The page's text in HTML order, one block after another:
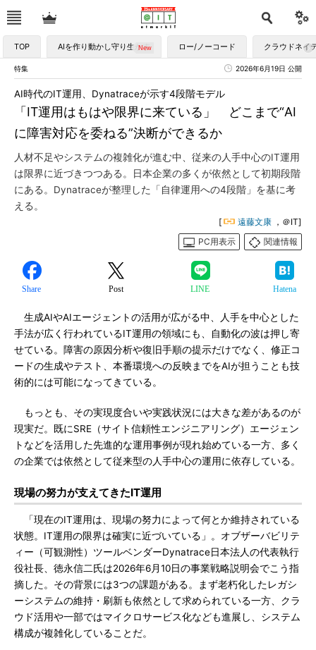
TOP AIを作り動かし守り生かす ロー/ノーコード クラウドネイ
特集 2026年6月19日 公開
「IT運用はもはや限界に来ている」 どこまで“AI
に障害対応を委ねる”決断ができるか
AI時代のIT運用、Dynatraceが示す4段階モデル
人材不足やシステムの複雑化が進む中、従来の人手中心のIT運用
は限界に近づきつつある。日本企業の多くが依然として初期段階
にある。Dynatraceが整理した「自律運用への4段階」を基に考
える。
[ 遠藤文康 ，＠IT]
PC用表示
関連情報
Share Post LINE Hatena
生成AIやAIエージェントの活用が広がる中、人手を中心とした
手法が広く行われているIT運用の領域にも、自動化の波は押し寄
せている。障害の原因分析や復旧手順の提示だけでなく、修正コ
ードの生成やテスト、本番環境への反映までをAIが担うことも技
術的には可能になってきている。
もっとも、その実現度合いや実践状況には大きな差があるのが
現実だ。既にSRE（サイト信頼性エンジニアリング）エージェン
トなどを活用した先進的な運用事例が現れ始めている一方、多く
の企業では依然として従来型の人手中心の運用に依存している。
現場の努力が支えてきたIT運用
「現在のIT運用は、現場の努力によって何とか維持されている
状態。IT運用の限界は確実に近づいている」。オブザーバビリテ
ィー（可観測性）ツールベンダーDynatrace日本法人の代表執行
役社長、徳永信二氏は2026年6月10日の事業戦略説明会でこう指
摘した。その背景には3つの課題がある。まず老朽化したレガシ
ーシステムの維持・刷新も依然として求められている一方、クラ
ウド活用や一部ではマイクロサービス化なども進展し、システム
構成が複雑化していることだ。